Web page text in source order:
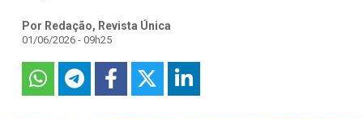
Por Redação, Revista Única
01/06/2026 - 09h25